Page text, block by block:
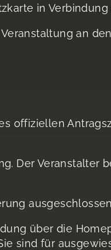
in
an
offiziellen
Der Veranstalter
über die
sind für